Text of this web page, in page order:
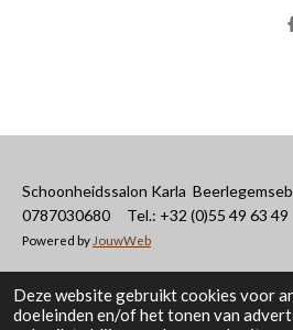
Deze website gebruikt cookies voor
doeleinden en/of het tonen van
Schoonheidssalon Karla
0787030680 Tel.: +32 (0)55 49 63 49
Powered by JouwWeb